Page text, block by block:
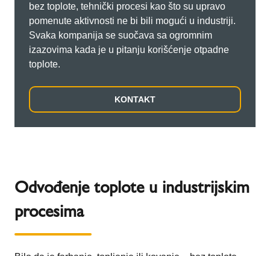
bez toplote, tehnički procesi kao što su upravo
pomenute aktivnosti ne bi bili mogući u industriji.
Svaka kompanija se suočava sa ogromnim
izazovima kada je u pitanju korišćenje otpadne
toplote.
KONTAKT
Odvođenje toplote u industrijskim
procesima